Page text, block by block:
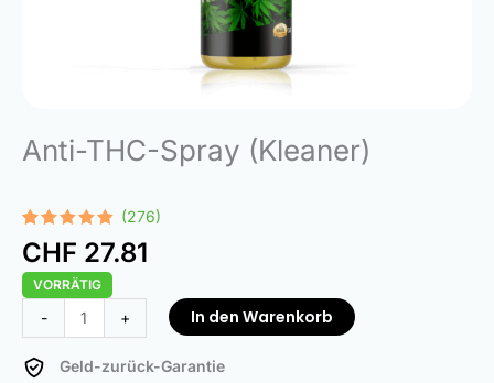
Anti-THC-Spray (Kleaner)
Bewertet
mit 4.75
von 5,
basierend
auf
276
Kundenbewertungen
(276)
CHF 27.81
VORRÄTIG
-
THC
Spray
+ In den Warenkorb
Geld-zurück-Garantie